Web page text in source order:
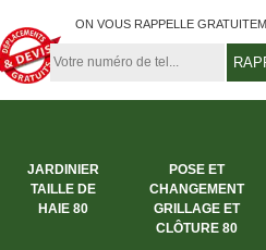
ON VOUS RAPPELLE
JARDINIER
TAILLE DE
HAIE 80
POSE ET
CHANGEMENT
GRILLAGE ET
CLÔTURE 80